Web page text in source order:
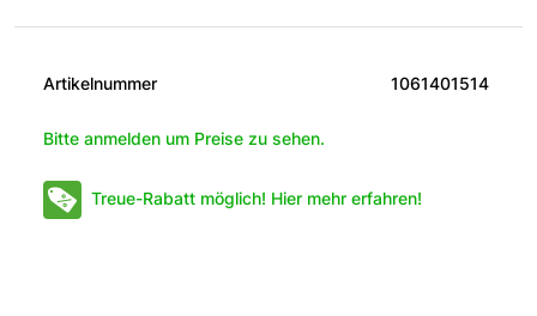
Artikelnummer 1061401514
Bitte anmelden um Preise zu sehen.
Treue-Rabatt möglich! Hier mehr erfahren!